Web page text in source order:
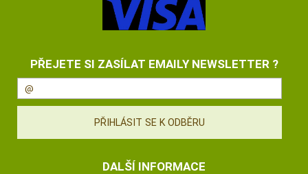
PŘEJETE SI ZASÍLAT EMAILY NEWSLETTER ?
DALŠÍ INFORMACE